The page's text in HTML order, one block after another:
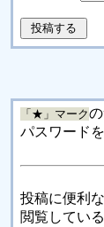
「★」マーク
パスワード
投稿に便利
閲覧してい